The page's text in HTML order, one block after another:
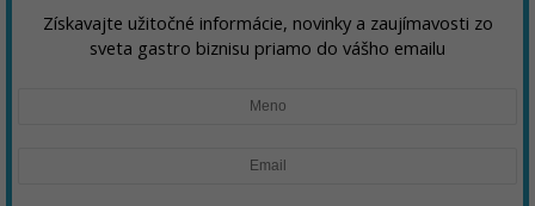
Získavajte užitočné informácie, novinky a zaujímavosti zo
sveta gastro biznisu priamo do vášho emailu